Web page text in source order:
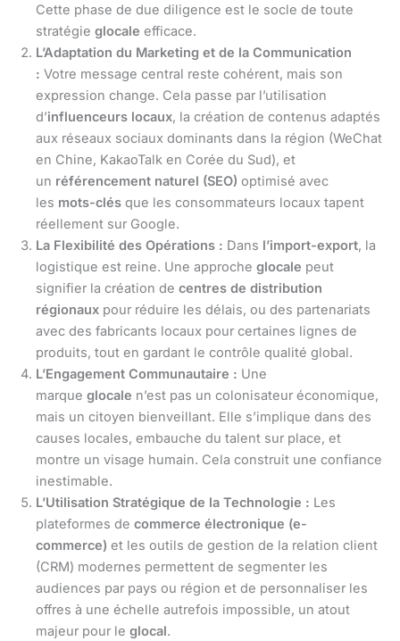
Cette phase de due diligence est le socle de toute
stratégie glocale efficace.
L’Adaptation du Marketing et de la Communication
: Votre message central reste cohérent, mais son
expression change. Cela passe par l’utilisation
d’influenceurs locaux, la création de contenus adaptés
aux réseaux sociaux dominants dans la région (WeChat
en Chine, KakaoTalk en Corée du Sud), et
un référencement naturel (SEO) optimisé avec
les mots-clés que les consommateurs locaux tapent
réellement sur Google.
La Flexibilité des Opérations : Dans l’import-export, la
logistique est reine. Une approche glocale peut
signifier la création de centres de distribution
régionaux pour réduire les délais, ou des partenariats
avec des fabricants locaux pour certaines lignes de
produits, tout en gardant le contrôle qualité global.
L’Engagement Communautaire : Une
marque glocale n’est pas un colonisateur économique,
mais un citoyen bienveillant. Elle s’implique dans des
causes locales, embauche du talent sur place, et
montre un visage humain. Cela construit une confiance
inestimable.
L’Utilisation Stratégique de la Technologie : Les
plateformes de commerce électronique (e-
commerce) et les outils de gestion de la relation client
(CRM) modernes permettent de segmenter les
audiences par pays ou région et de personnaliser les
offres à une échelle autrefois impossible, un atout
majeur pour le glocal.